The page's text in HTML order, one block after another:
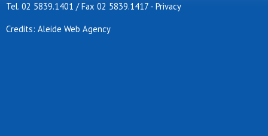
Tel. 02 5839.1401 / Fax 02 5839.1417 - Privacy
Credits: Aleide Web Agency